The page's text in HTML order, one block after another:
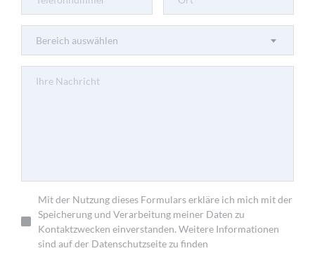
Bereich auswählen
Mit der Nutzung dieses Formulars erkläre ich mich mit der
Speicherung und Verarbeitung meiner Daten zu
Kontaktzwecken einverstanden. Weitere Informationen
sind auf der Datenschutzseite zu finden